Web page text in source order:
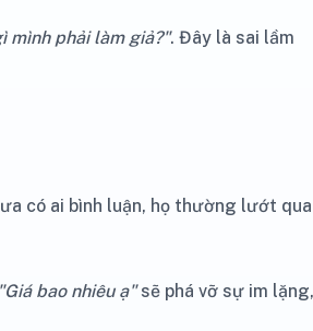
mình phải làm giả?". Đây là sai lầm
có ai bình luận, họ thường lướt qua
bao nhiêu ạ"sẽ phá vỡ sự im lặng,